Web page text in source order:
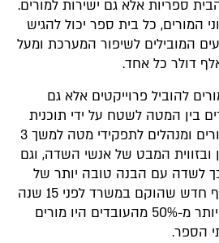
ספריות אלא גם ישירות למורים.
המורים, כל בית ספר יכול להגיש
המובילים לשיפור המערכת ומעל
להוביל פרוייקטים אלא גם
בין המטה לשטח על ידי תוכנית
מיוחדת, בה הוא לווה מורים ומנהלים לתפקידי מטה למשך 3
ובזווית המבט של אנשי השדה, וגם
כך לשדה עם הבנה טובה יותר של
המדיניות ושיקוליה. באגף חדש שהוקם במשרד לפני 15 שנה
לנהל רפורמה מעמיקה, יותר מ-50% מהעובדים היו מורים
הספר.